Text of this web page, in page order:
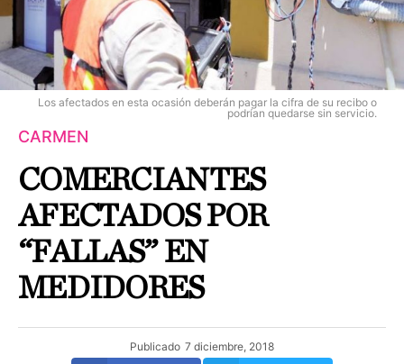
Los afectados en esta ocasión deberán pagar la cifra de su recibo o
podrían quedarse sin servicio.
CARMEN
COMERCIANTES
AFECTADOS POR
“FALLAS” EN
MEDIDORES
Publicado 7 diciembre, 2018